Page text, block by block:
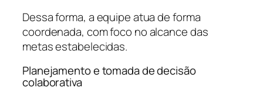
Dessa forma, a equipe atua de forma
coordenada, com foco no alcance das
metas estabelecidas.
Planejamento e tomada de decisão
colaborativa